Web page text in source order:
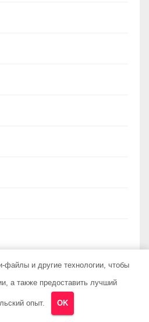
файлы и другие технологии, чтобы
а также предоставить лучший
опыт. OK